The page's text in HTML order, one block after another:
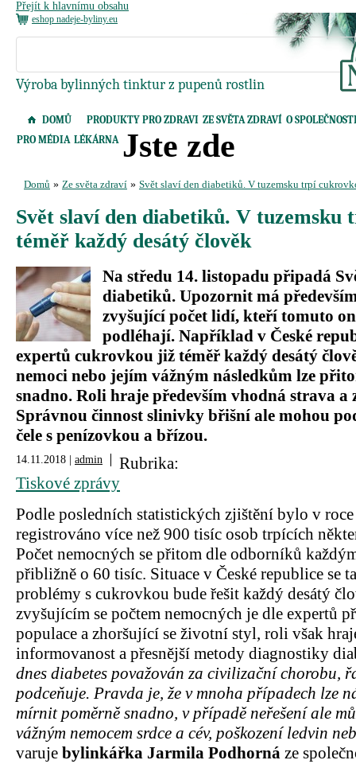
Přejít k hlavnímu obsahu
eshop nadeje-byliny.eu
Výroba bylinných tinktur z pupenů rostlin
DOMŮ PRODUKTY PRO ZDRAVI ZE SVĚTA ZDRAVÍ O
PRO MÉDIA LÉKÁRNA Jste zde
Domů » Ze světa zdraví » Svět slaví den diabetiků. V tuzemsku trpí
Svět slaví den diabetiků. V tuzemsku
téměř každý desátý člověk
Na středu 14. listopadu připadá
diabetiků. Upozornit má
zvyšující počet lidí, kteří tomuto
podléhají. Například v České
expertů cukrovkou již téměř každý desátý
nemoci nebo jejím vážným následkům lze
snadno. Roli hraje především vhodná strava
Správnou činnost slinivky břišní ale mohou
čele s penízovkou a břízou.
14.11.2018 | admin
Rubrika:
Tiskové zprávy
Podle posledních statistických zjištění bylo v
registrováno více než 900 tisíc osob trpících
Počet nemocných se přitom dle odborníků
přibližně o 60 tisíc. Situace v České republice se
problémy s cukrovkou bude řešit každý desátý
zvyšujícím se počtem nemocných je dle expertů
populace a zhoršující se životní styl, roli však
informovanost a přesnější metody diagnostiky
dnes diabetes považován za civilizační chorobu,
podceňuje. Pravda je, že v mnoha případech lze
mírnit poměrně snadno, v případě neřešení ale
vážným nemocem srdce a cév, poškození ledvin
varuje bylinkářka Jarmila Podhorná ze